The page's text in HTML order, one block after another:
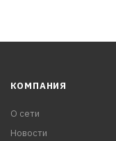
КОМПАНИЯ
О сети
Новости